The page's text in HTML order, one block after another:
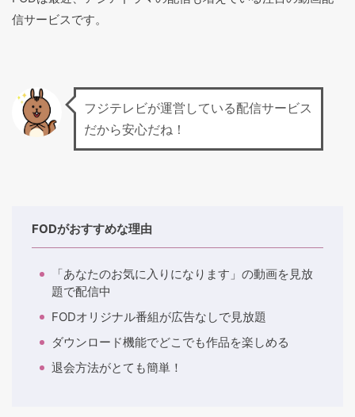
信サービスです。
フジテレビが運営している配信サービス
だから安心だね！
FODがおすすめな理由
「あなたのお気に入りになります」の動画を見放
題で配信中
FODオリジナル番組が広告なしで見放題
ダウンロード機能でどこでも作品を楽しめる
退会方法がとても簡単！